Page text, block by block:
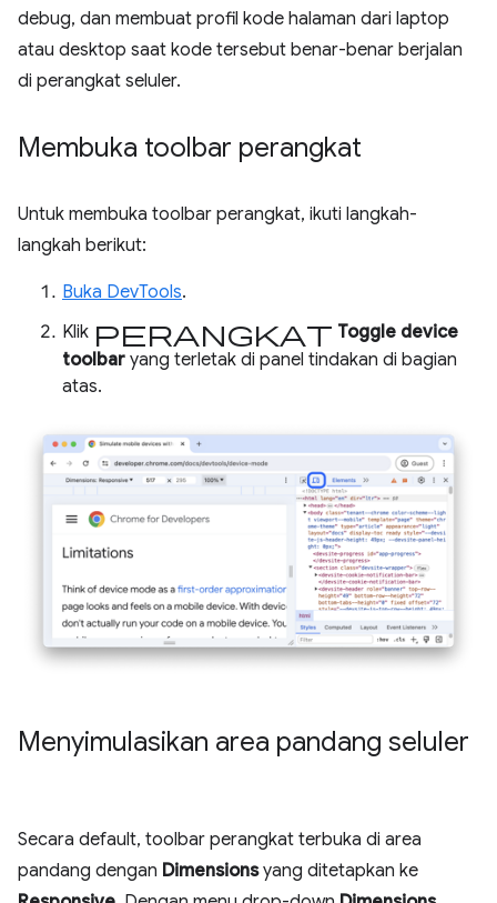
debug, dan membuat profil kode halaman dari laptop
atau desktop saat kode tersebut benar-benar berjalan
di perangkat seluler.
Membuka toolbar perangkat
Untuk membuka toolbar perangkat, ikuti langkah-
langkah berikut:
Buka DevTools.
Klik perangkat Toggle device
toolbar yang terletak di panel tindakan di bagian
atas.
Menyimulasikan area pandang seluler
Secara default, toolbar perangkat terbuka di area
pandang dengan Dimensionsyang ditetapkan ke